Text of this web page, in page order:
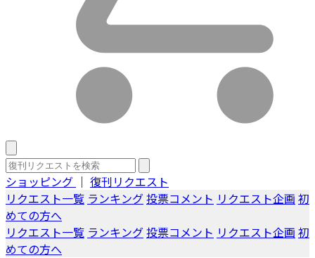
ショッピング ｜ 復刊リクエスト
リクエスト一覧 ランキング投票コメント リクエスト企画 初
めての方へ
リクエスト一覧 ランキング投票コメント リクエスト企画 初
めての方へ